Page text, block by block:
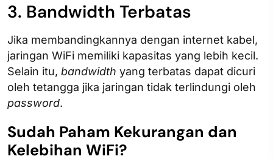
3. Bandwidth Terbatas
Jika membandingkannya dengan internet kabel,
jaringan WiFi memiliki kapasitas yang lebih kecil.
Selain itu, bandwidth yang terbatas dapat dicuri
oleh tetangga jika jaringan tidak terlindungi oleh
password.
Sudah Paham Kekurangan dan
Kelebihan WiFi?